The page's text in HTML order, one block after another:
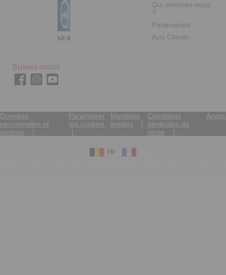
Qui sommes-nous
?
Partenariats
Avis Clients
Suivez-nous
Données
personnelles et
cookies
Paramétrer
les cookies
Mentions
légales
Conditions
générales de
vente
FR